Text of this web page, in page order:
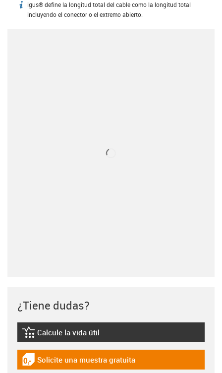
igus-icon-info
igus® define la longitud total del cable como la longitud total
incluyendo el conector o el extremo abierto.
¿Tiene dudas?
igus-icon-lebensdauerrechner
Calcule la vida útil
igus-icon-gratismuster
Solicite una muestra gratuita